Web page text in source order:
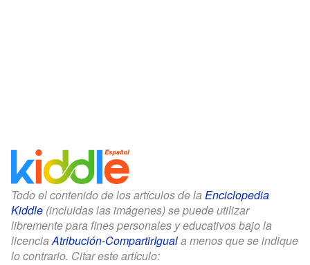
Todo el contenido de los artículos de la Enciclopedia
Kiddle (incluidas las imágenes) se puede utilizar
libremente para fines personales y educativos bajo la
licenciaAtribución-CompartirIguala menos que se indique
lo contrario. Citar este artículo: